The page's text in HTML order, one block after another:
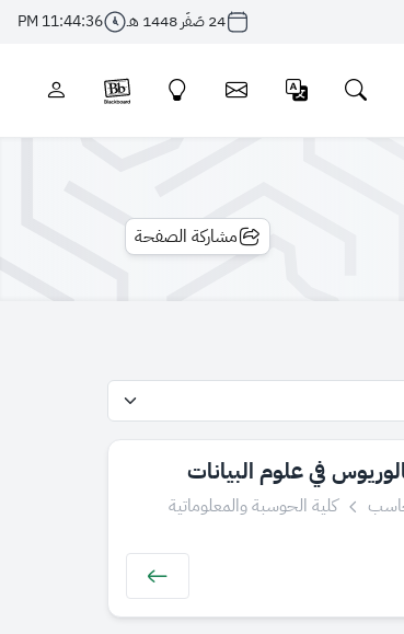
24 صَفَر 1448 هـ 11:44:37 PM
مشاركة الصفحة
في علوم البيانات
كلية الحوسبة والمعلوماتية